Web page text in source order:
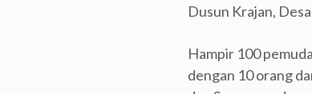
Dusun Krajan,
Hampir 100
dengan 10 orang